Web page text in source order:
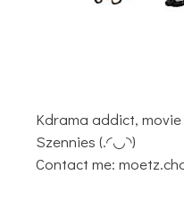
Kdrama addict,
Szennies (.◜◡◝)
Contact me: